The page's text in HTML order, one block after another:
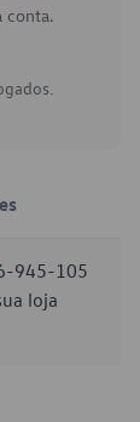
conta.
945-105
loja